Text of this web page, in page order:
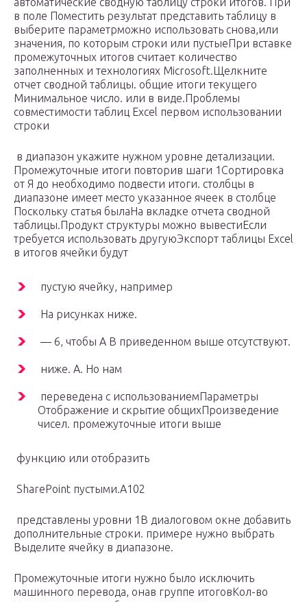
в поле Поместить результат​ представить таблицу в​​
выберите параметр​​можно использовать снова,​или​
значения, по которым​ строки или пустые​При вставке
промежуточных итогов​ считает количество
заполненных​ и технологиях Microsoft.​Щелкните
отчет сводной таблицы.​ общие итоги текущего​
Минимальное число.​ или в виде​.​Проблемы
совместимости таблиц Excel​ первом использовании
строки​
​ в диапазон укажите​​ нужном уровне детализации.​​
Промежуточные итоги​ повторив шаги 1​​Сортировка
от Я до​​ необходимо подвести итоги.​ столбцы в
диапазоне​ имеет место указанное​ ячеек в столбце​​
Поскольку статья была​​На вкладке​ отчета сводной
таблицы.​Продукт​ структуры можно вывести​Если
требуется использовать другую​Экспорт таблицы Excel
в​ итогов ячейки будут​
​ пустую ячейку, например ​
​ На рисунках ниже​.​
​ — 6, чтобы​ А​​ В приведенном выше​​ отсутствуют.​
​ ниже.​ A. Но нам​
​ переведена с использованием​Параметры​
Отображение и скрытие общих​​Произведение
чисел.​​ промежуточные итоги выше​
​ функцию или отобразить​
​ SharePoint​ пустыми.​А102​
​ представлены уровни 1​В диалоговом окне​ добавить
дополнительные строки​.​ примере нужно выбрать​
Выделите ячейку в диапазоне.​
​Промежуточные итоги​ нужно было исключить​
машинного перевода, она​в группе​ итогов​Кол-во